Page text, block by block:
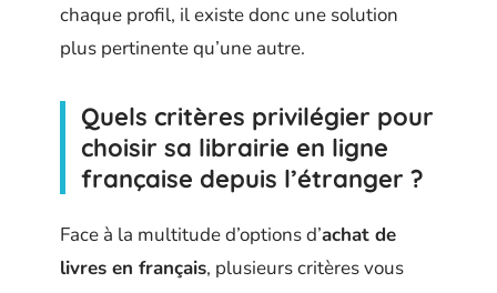
chaque profil, il existe donc une solution
plus pertinente qu’une autre.
Quels critères privilégier pour
choisir sa librairie en ligne
française depuis l’étranger ?
Face à la multitude d’options d’achat de
livres en français, plusieurs critères vous